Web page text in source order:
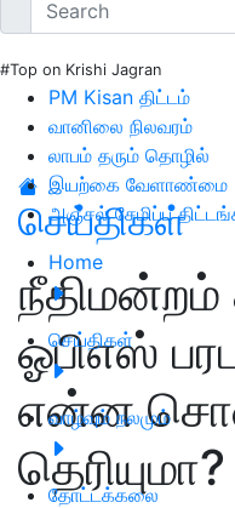
#Top on Krishi Jagran
PM Kisan திட்டம்
வானிலை நிலவரம்
லாபம் தரும் தொழில்
இயற்கை வேளாண்மை
அஞ்சல் சேமிப்பு
Home
செய்திகள்
வாழ்வும் நலமும்
தோட்டக்கலை
செய்திகள்
நீதிமன்றம்
ஓபிஎஸ்
என்ன
தெரியுமா?